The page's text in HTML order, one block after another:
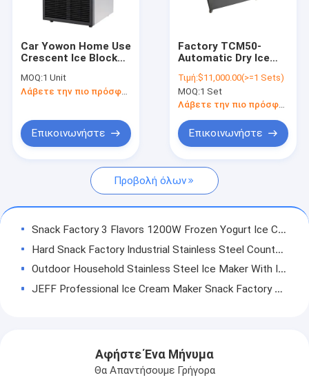
Αυτόματος κατασκευαστής πάγου
Μηχανή παγωτού φρούτων
Μηχανή παγωτού χιονιού
Ηλεκτρική μηχανή παγωτού
Car Yowon Home Use
Crescent Ice Block
Certificated Ice
Nugget Maker
MOQ:1 Unit
Λάβετε την πιο πρόσφατη τιμή
Επικοινωνήστε
Factory TCM50-
Automatic Dry Ice
Dry Ice Pelletizer
Τιμή:$11,000.00(>=1 Sets)
MOQ:1 Set
Επικοινωνήστε
Προβολή όλων
Snack Factory 3 Flavors 1200W Frozen Yogurt Ice Cream Maker Commercial Soft Ice Cream Machine For Sale
Hard Snack Factory Industrial Stainless Steel Countertop 220V Hot Selling Ice Cream Machine
Outdoor Household Stainless Steel Ice Maker With Ice Scoop Ice First In Less Than 8 Minutes 33 Pounds Daily Portable Ice Maker
JEFF Professional Ice Cream Maker Snack Factory Mini Soft Serve Commercial Single Flavor Factory Price Desktop Ice Cream Machine
Easy control &amp; high efficiency FAYA machine dry ice pelletizer dry ice machine
Easy control &amp; high efficiency 50kg dry ice pellet making machine dry ice machine dry ice machine
Αφήστε Ένα Μήνυμα
Θα Απαντήσουμε Γρήγορα